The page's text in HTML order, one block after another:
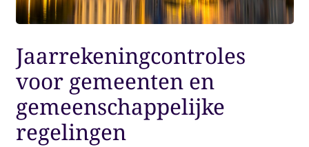
Jaarrekeningcontroles
voor gemeenten en
gemeenschappelijke
regelingen